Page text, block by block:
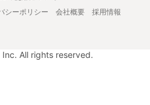
シーポリシー 会社概要
採用情報
All rights reserved.